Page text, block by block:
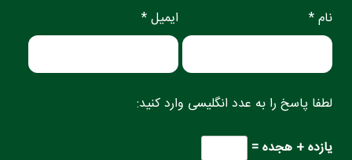
نام * ایمیل *
لطفا پاسخ را به عدد انگلیسی وارد کنید:
یازده + هجده =